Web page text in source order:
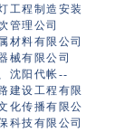
工程制造安装
管理公司
材料有限公司
械有限公司
沈阳代帐--
建设工程有限
化传播有限公
科技有限公司